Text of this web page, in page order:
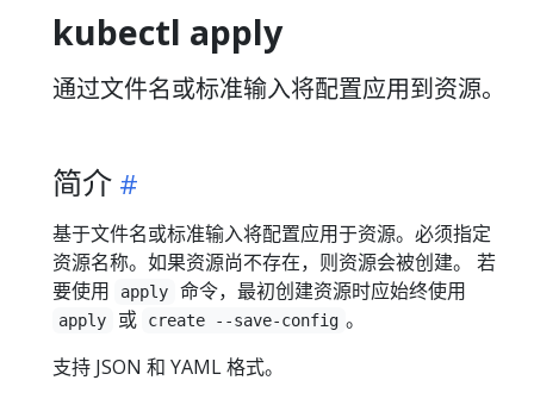
kubectl apply
通过文件名或标准输入将配置应用到资源。
简介
基于文件名或标准输入将配置应用于资源。必须指定
资源名称。如果资源尚不存在，则资源会被创建。 若
要使用
apply 命令，最初创建资源时应始终使用
apply 或 create --save-config 。
支持 JSON 和 YAML 格式。